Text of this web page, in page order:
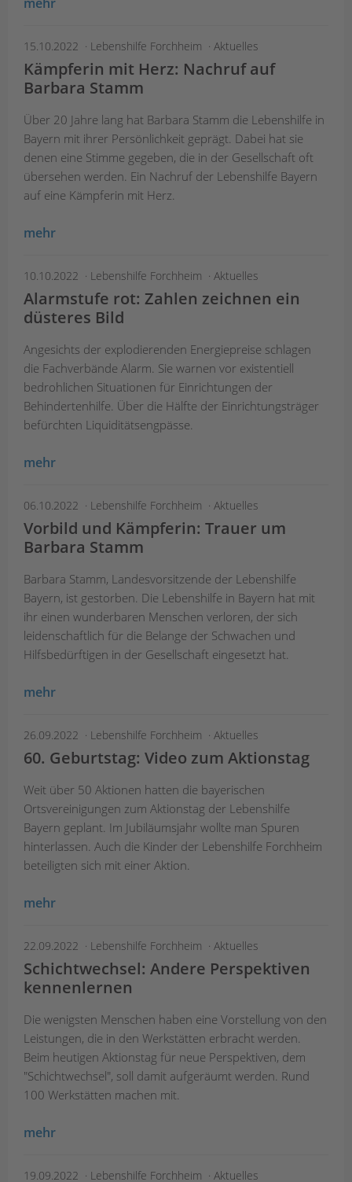
15.10.2022 Lebenshilfe Forchheim Aktuelles
Kämpferin mit Herz: Nachruf auf
Barbara Stamm
Über 20 Jahre lang hat Barbara Stamm die Lebenshilfe in
Bayern mit ihrer Persönlichkeit geprägt. Dabei hat sie
denen eine Stimme gegeben, die in der Gesellschaft oft
übersehen werden. Ein Nachruf der Lebenshilfe Bayern
auf eine Kämpferin mit Herz.
mehr
10.10.2022 Lebenshilfe Forchheim Aktuelles
Alarmstufe rot: Zahlen zeichnen ein
düsteres Bild
Angesichts der explodierenden Energiepreise schlagen
die Fachverbände Alarm. Sie warnen vor existentiell
bedrohlichen Situationen für Einrichtungen der
Behindertenhilfe. Über die Hälfte der Einrichtungsträger
befürchten Liquiditätsengpässe.
mehr
06.10.2022 Lebenshilfe Forchheim Aktuelles
Vorbild und Kämpferin: Trauer um
Barbara Stamm
Barbara Stamm, Landesvorsitzende der Lebenshilfe
Bayern, ist gestorben. Die Lebenshilfe in Bayern hat mit
ihr einen wunderbaren Menschen verloren, der sich
leidenschaftlich für die Belange der Schwachen und
Hilfsbedürftigen in der Gesellschaft eingesetzt hat.
mehr
26.09.2022 Lebenshilfe Forchheim Aktuelles
60. Geburtstag: Video zum Aktionstag
Weit über 50 Aktionen hatten die bayerischen
Ortsvereinigungen zum Aktionstag der Lebenshilfe
Bayern geplant. Im Jubiläumsjahr wollte man Spuren
hinterlassen. Auch die Kinder der Lebenshilfe Forchheim
beteiligten sich mit einer Aktion.
mehr
22.09.2022 Lebenshilfe Forchheim Aktuelles
Schichtwechsel: Andere Perspektiven
kennenlernen
Die wenigsten Menschen haben eine Vorstellung von den
Leistungen, die in den Werkstätten erbracht werden.
Beim heutigen Aktionstag für neue Perspektiven, dem
"Schichtwechsel", soll damit aufgeräumt werden. Rund
100 Werkstätten machen mit.
mehr
19.09.2022 Lebenshilfe Forchheim Aktuelles